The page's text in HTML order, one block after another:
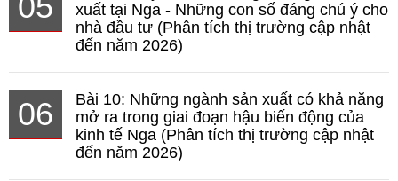
xuất tại Nga - Những con số đáng chú ý cho
nhà đầu tư (Phân tích thị trường cập nhật
đến năm 2026)
06
Bài 10: Những ngành sản xuất có khả năng
mở ra trong giai đoạn hậu biến động của
kinh tế Nga (Phân tích thị trường cập nhật
đến năm 2026)